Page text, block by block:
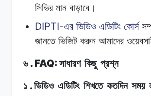
সিভির মান বাড়াবে।
DIPTI-এর ভিডিও এডিটিং কোর্স
জানতে ভিজিট করুন আমাদের
৬. FAQ: সাধারণ কিছু প্রশ্ন
১ .ভিডিও এডিটিং শিখতে কতদিন সময়